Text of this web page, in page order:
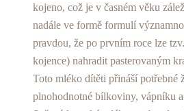
kojeno, což je v časném věku
nadále ve formě formulí
pravdou, že po prvním roce lze
kojence) nahradit pasterovaným
Toto mléko dítěti přináší potřebné
plnohodnotné bílkoviny, vápníku